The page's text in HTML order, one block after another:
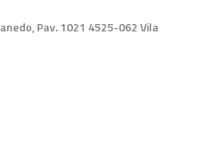
Pav. 1021 4525-062 Vila